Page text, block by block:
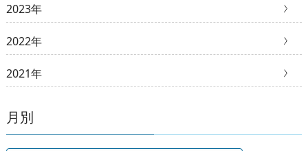
2023年
2022年
2021年
月別